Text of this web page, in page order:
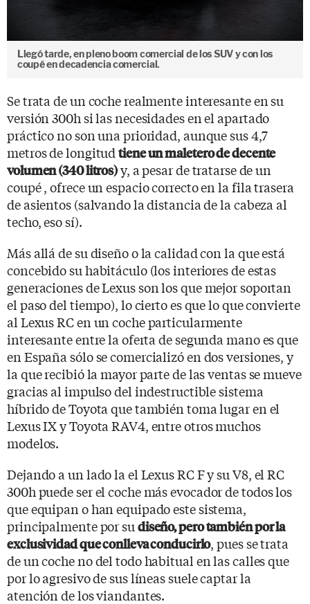
Llegó tarde, en pleno boom comercial de los SUV y con los
coupé en decadencia comercial.
Se trata de un coche realmente interesante en su
versión 300h si las necesidades en el apartado
práctico no son una prioridad, aunque sus 4,7
metros de longitudtiene un maletero de decente
volumen (340 litros)y, a pesar de tratarse de un
coupé , ofrece un espacio correcto en la fila trasera
de asientos (salvando la distancia de la cabeza al
techo, eso sí).
Más allá de su diseño o la calidad con la que está
concebido su habitáculo (los interiores de estas
generaciones de Lexus son los que mejor soportan
el paso del tiempo), lo cierto es que lo que convierte
al Lexus RC en un coche particularmente
interesante entre la oferta de segunda mano es que
en España sólo se comercializó en dos versiones, y
la que recibió la mayor parte de las ventas se mueve
gracias al impulso del indestructible sistema
híbrido de Toyota que también toma lugar en el
Lexus IX y Toyota RAV4, entre otros muchos
modelos.
Dejando a un lado la el Lexus RC F y su V8, el RC
300h puede ser el coche más evocador de todos los
que equipan o han equipado este sistema,
principalmente por su diseño, pero también por la
exclusividad que conlleva conducirlo, pues se trata
de un coche no del todo habitual en las calles que
por lo agresivo de sus líneas suele captar la
atención de los viandantes.